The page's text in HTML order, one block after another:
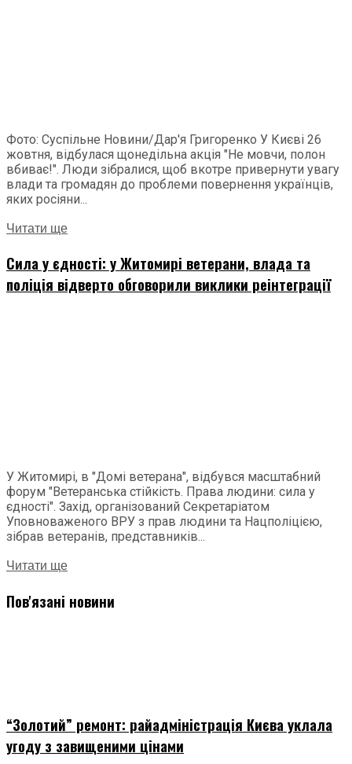
Фото: Суспільне Новини/Дар'я Григоренко У Києві 26
жовтня, відбулася щонедільна акція "Не мовчи, полон
вбиває!". Люди зібралися, щоб вкотре привернути увагу
влади та громадян до проблеми повернення українців,
яких росіяни...
Читати ще
Сила у єдності: у Житомирі ветерани, влада та
поліція відверто обговорили виклики реінтеграції
У Житомирі, в "Домі ветерана", відбувся масштабний
форум "Ветеранська стійкість. Права людини: сила у
єдності". Захід, організований Секретаріатом
Уповноваженого ВРУ з прав людини та Нацполіцією,
зібрав ветеранів, представників...
Читати ще
Пов'язані новини
“Золотий” ремонт: райадміністрація Києва уклала
угоду з завищеними цінами